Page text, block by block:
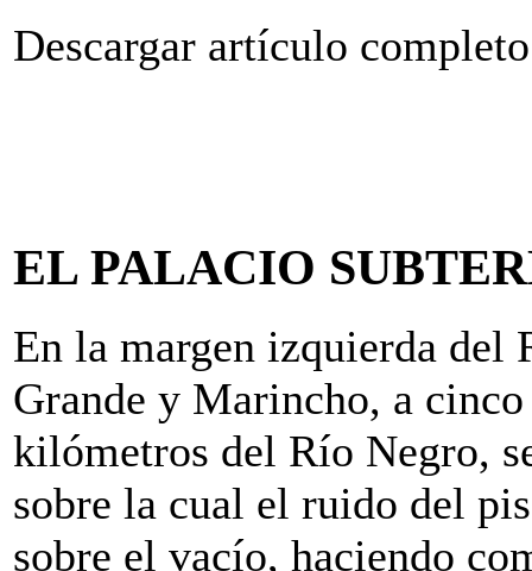
Descargar artículo
EL PALACIO
En la margen izquierda del
Grande y Marincho, a
kilómetros del Río Negro,
sobre la cual el ruido del
sobre el vacío, haciendo